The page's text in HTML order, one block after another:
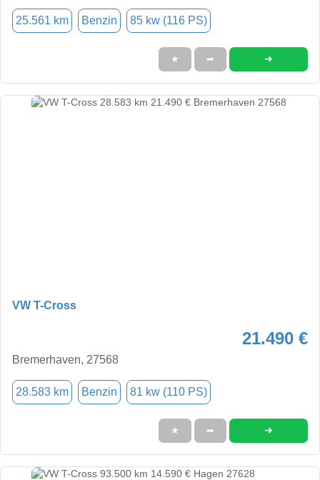
25.561 km Benzin 85 kw (116 PS)
★ ➦ ➜
VW T-Cross
21.490 €
Bremerhaven, 27568
28.583 km Benzin 81 kw (110 PS)
★ ➦ ➜